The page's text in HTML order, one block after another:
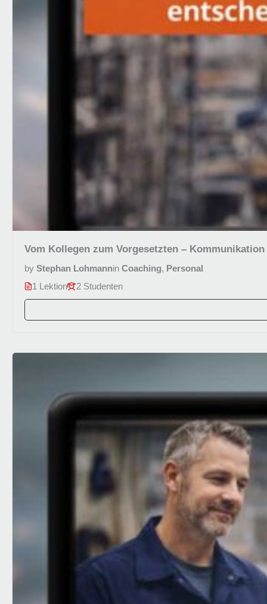
Vom Kollegen zum Vorgesetzten –
by Stephan Lohmannin Coaching, Personal
1 Lektion
2 Studenten